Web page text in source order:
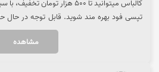
تپسی فود بهره مند شوید. قابل توجه در
تهران و شیراز فعال است. جهت استفاده از
مشاهده